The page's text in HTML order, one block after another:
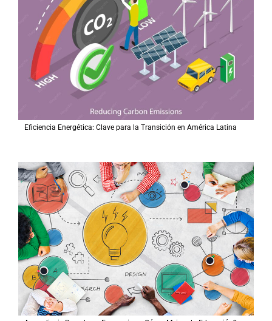
Eficiencia Energética: Clave para la Transición en América Latina